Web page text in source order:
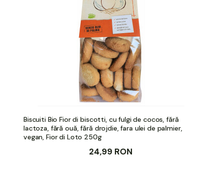
Biscuiti Bio Fior di biscotti, cu fulgi de cocos, fără
lactoza, fără ouă, fără drojdie, fara ulei de palmier,
vegan, Fior di Loto 250g
24,99 RON